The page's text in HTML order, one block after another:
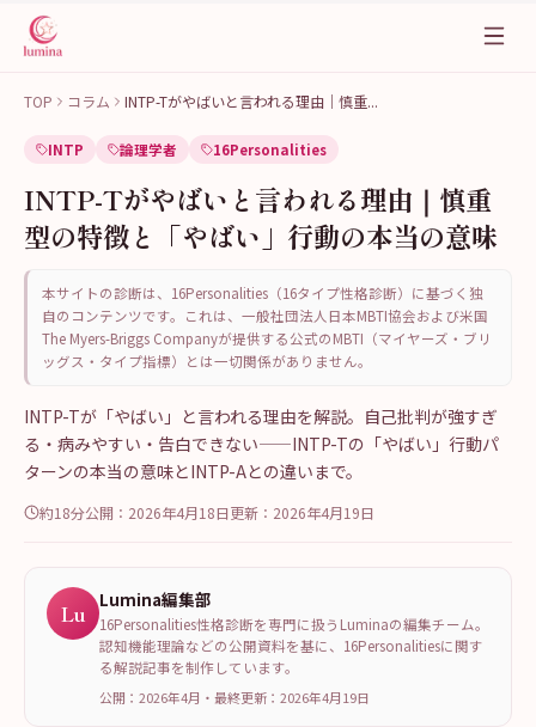
TOP コラム INTP-Tがやばいと言われる理由｜慎重...
INTP 論理学者 16Personalities
INTP-Tがやばいと言われる理由｜慎重
型の特徴と「やばい」行動の本当の意味
本サイトの診断は、16Personalities（16タイプ性格診断）に基づく独
自のコンテンツです。これは、一般社団法人日本MBTI協会および米国
The Myers-Briggs Companyが提供する公式のMBTI（マイヤーズ・ブリ
ッグス・タイプ指標）とは一切関係がありません。
INTP-Tが「やばい」と言われる理由を解説。自己批判が強すぎ
る・病みやすい・告白できない——INTP-Tの「やばい」行動パ
ターンの本当の意味とINTP-Aとの違いまで。
約18分公開： 2026年4月18日更新： 2026年4月19日
Lu Lumina編集部
16Personalities性格診断を専門に扱うLuminaの編集チーム。
認知機能理論などの公開資料を基に、16Personalitiesに関す
る解説記事を制作しています。
公開：2026年4月 ・ 最終更新： 2026年4月19日